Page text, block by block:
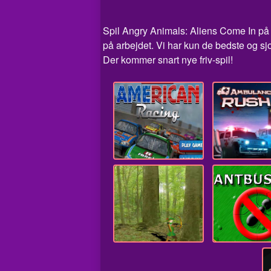
Spil Angry Animals: Aliens Come In
på arbejdet. Vi har kun de bedste og
Der kommer snart nye friv-spil!